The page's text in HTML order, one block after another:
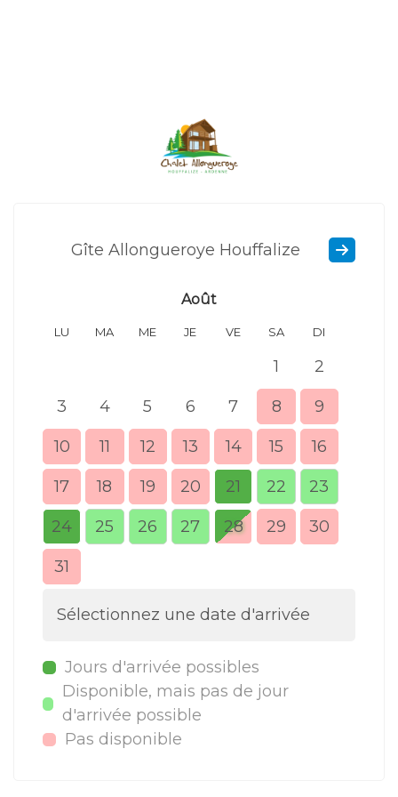
Gîte Allongueroye Houffalize
Août
LU MA ME JE VE SA DI
1 2
3 4 5 6 7 8 9
10 11 12 13 14 15 16
17 18 19 20 21 22 23
24 25 26 27 28 29 30
31
Sélectionnez une date d'arrivée
Jours d'arrivée possibles
Disponible, mais pas de jour
d'arrivée possible
Pas disponible